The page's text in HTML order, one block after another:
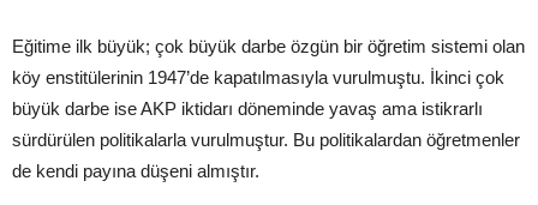
Eğitime ilk büyük; çok büyük darbe özgün bir öğretim sistemi olan
köy enstitülerinin 1947’de kapatılmasıyla vurulmuştu. İkinci çok
büyük darbe ise AKP iktidarı döneminde yavaş ama istikrarlı
sürdürülen politikalarla vurulmuştur. Bu politikalardan öğretmenler
de kendi payına düşeni almıştır.